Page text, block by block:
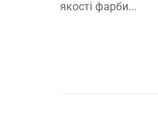
якості фарби...